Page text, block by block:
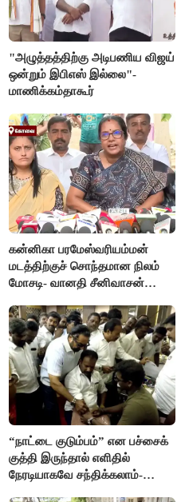
"அழுத்தத்திற்கு அடிபணிய விஜய்
ஒன்றும் இபிஎஸ் இல்லை"-
மாணிக்கம்தாகூர்
கன்னிகா பரமேஸ்வரியம்மன்
மடத்திற்குச் சொந்தமான நிலம்
மோசடி- வானதி சீனிவாசன்
“நாட்டை குடும்பம்” என பச்சைக்
குத்தி இருந்தால் எளிதில்
நேரடியாகவே சந்திக்கலாம்-